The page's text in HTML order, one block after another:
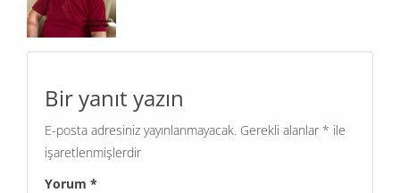
Bir yanıt yazın
E-posta adresiniz yayınlanmayacak. Gerekli alanlar * ile
işaretlenmişlerdir
Yorum *